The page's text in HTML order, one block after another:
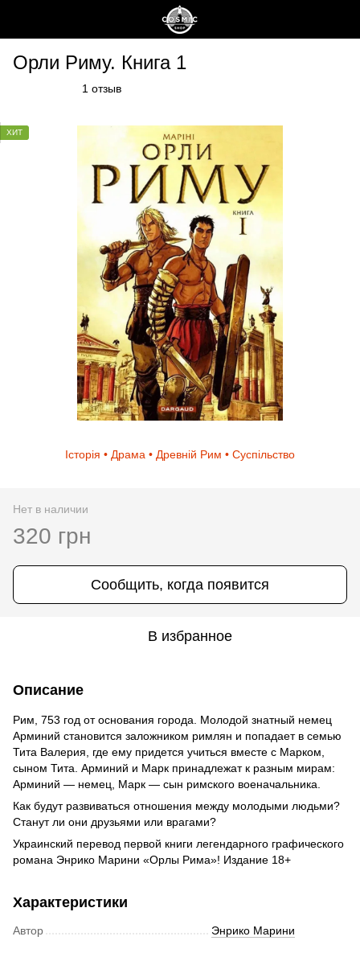
Орли Риму. Книга 1
1 отзыв
ХИТ
Історія • Драма • Древній Рим • Суспільство
Нет в наличии
320 грн
Сообщить, когда появится
В избранное
Описание
Рим, 753 год от основания города. Молодой знатный немец
Арминий становится заложником римлян и попадает в семью
Тита Валерия, где ему придется учиться вместе с Марком,
сыном Тита. Арминий и Марк принадлежат к разным мирам:
Арминий — немец, Марк — сын римского военачальника.
Как будут развиваться отношения между молодыми людьми?
Станут ли они друзьями или врагами?
Украинский перевод первой книги легендарного графического
романа Энрико Марини «Орлы Рима»! Издание 18+
Характеристики
Автор Энрико Марини